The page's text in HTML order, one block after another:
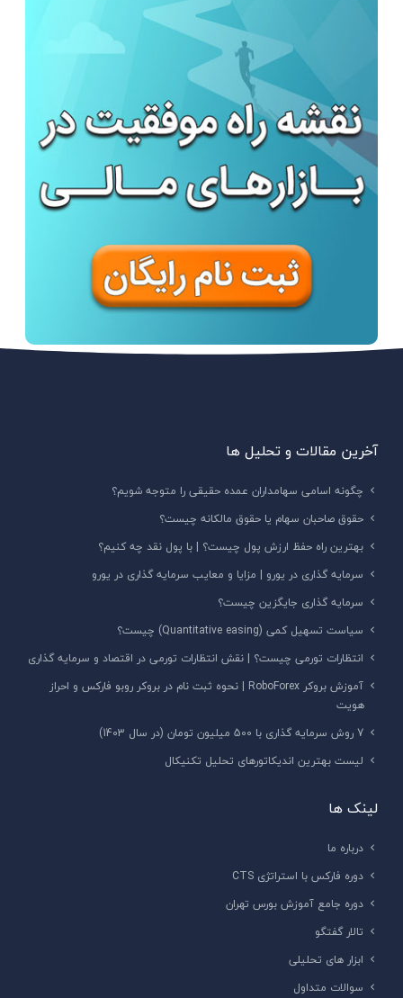
آخرین مقالات و تحلیل ها
چگونه اسامی سهامداران عمده حقیقی را متوجه شویم؟
حقوق صاحبان سهام یا حقوق مالکانه چیست؟
بهترین راه حفظ ارزش پول چیست؟ | با پول نقد چه کنیم؟
سرمایه گذاری در یورو | مزایا و معایب سرمایه گذاری در یورو
سرمایه گذاری جایگزین چیست؟
سیاست تسهیل کمی (Quantitative easing) چیست؟
انتظارات تورمی چیست؟ | نقش انتظارات تورمی در اقتصاد و سرمایه گذاری
آموزش بروکر RoboForex | نحوه ثبت نام در بروکر روبو فارکس و احراز
هویت
لیست بهترین اندیکاتورهای تحلیل تکنیکال
لینک ها
درباره ما
دوره فارکس با استراتژی CTS
دوره جامع آموزش بورس تهران
تالار گفتگو
ابزار های تحلیلی
سوالات متداول